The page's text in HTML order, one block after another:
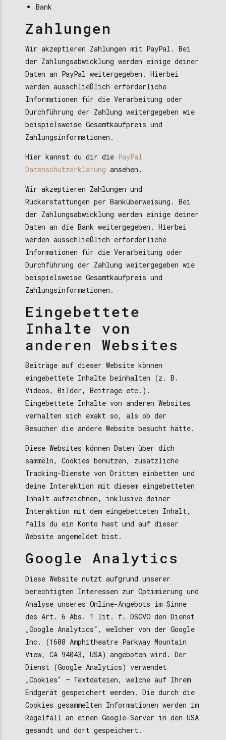
Bank
Zahlungen
Wir akzeptieren Zahlungen mit PayPal. Bei
der Zahlungsabwicklung werden einige deiner
Daten an PayPal weitergegeben. Hierbei
werden ausschließlich erforderliche
Informationen für die Verarbeitung oder
Durchführung der Zahlung weitergegeben wie
beispielsweise Gesamtkaufpreis und
Zahlungsinformationen.
Hier kannst du dir die PayPal
Datenschutzerklärung ansehen.
Wir akzeptieren Zahlungen und
Rückerstattungen per Banküberweisung. Bei
der Zahlungsabwicklung werden einige deiner
Daten an die Bank weitergegeben. Hierbei
werden ausschließlich erforderliche
Informationen für die Verarbeitung oder
Durchführung der Zahlung weitergegeben wie
beispielsweise Gesamtkaufpreis und
Zahlungsinformationen.
Eingebettete
Inhalte von
anderen Websites
Beiträge auf dieser Website können
eingebettete Inhalte beinhalten (z. B.
Videos, Bilder, Beiträge etc.).
Eingebettete Inhalte von anderen Websites
verhalten sich exakt so, als ob der
Besucher die andere Website besucht hätte.
Diese Websites können Daten über dich
sammeln, Cookies benutzen, zusätzliche
Tracking-Dienste von Dritten einbetten und
deine Interaktion mit diesem eingebetteten
Inhalt aufzeichnen, inklusive deiner
Interaktion mit dem eingebetteten Inhalt,
falls du ein Konto hast und auf dieser
Website angemeldet bist.
Google Analytics
Diese Website nutzt aufgrund unserer
berechtigten Interessen zur Optimierung und
Analyse unseres Online-Angebots im Sinne
des Art. 6 Abs. 1 lit. f. DSGVO den Dienst
„Google Analytics“, welcher von der Google
Inc. (1600 Amphitheatre Parkway Mountain
View, CA 94043, USA) angeboten wird. Der
Dienst (Google Analytics) verwendet
„Cookies“ – Textdateien, welche auf Ihrem
Endgerät gespeichert werden. Die durch die
Cookies gesammelten Informationen werden im
Regelfall an einen Google-Server in den USA
gesandt und dort gespeichert.